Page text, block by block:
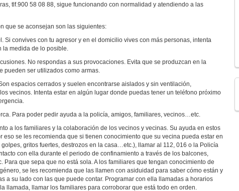
tlf.900 58 08 88, sigue funcionando con normalidad y atendiendo a las
que se aconsejan son las siguientes:
Si convives con tu agresor y en el domicilio vives con más personas, intenta
la medida de lo posible.
No respondas a sus provocaciones. Evita que se produzcan en la
pueden ser utilizados como armas.
espacios cerrados y suelen encontrarse aislados y sin ventilación,
vecinos. Intenta estar en algún lugar donde puedas tener un teléfono próximo
Para poder pedir ayuda a la policía, amigos, familiares, vecinos…etc.
a los familiares y la colaboración de los vecinos y vecinas. Su ayuda en estos
eso se les recomienda que si tienen conocimiento que su vecina pueda estar en
gritos fuertes, destrozos en la casa…etc.), llamar al 112, 016 o la Policía
con ella durante el periodo de confinamiento a través de los balcones,
que sepa que no está sola. A los familiares que tengan conocimiento de
se les recomienda que las llamen con asiduidad para saber cómo están y
a su lado con las que puede contar. Programar con ella llamadas a horarios
llamada, llamar los familiares para corroborar que está todo en orden.